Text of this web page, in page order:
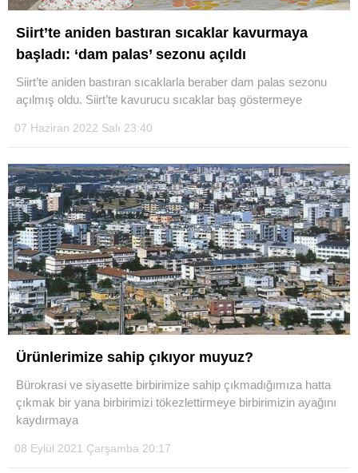
Siirt’te aniden bastıran sıcaklar kavurmaya
başladı: ‘dam palas’ sezonu açıldı
Siirt’te aniden bastıran sıcaklarla beraber dam palas sezonu
açılmış oldu. Siirt’te kavurucu sıcaklar baş göstermeye
07 Haziran 2022 Salı 23:40
Ürünlerimize sahip çıkıyor muyuz?
Bürokrasi ve siyasette birbirimize sahip çıkmadığımıza hatta
çıkmak bir yana birbirimizi tökezlettirmeye birbirimizin ayağını
kaydırmaya
08 Eylül 2021 Çarşamba 20:17